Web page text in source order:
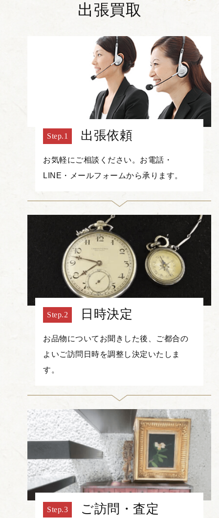
出張買取
出張依頼
お気軽にご相談ください。お電話・
LINE・メールフォームから承ります。
日時決定
お品物についてお聞きした後、ご都合の
よいご訪問日時を調整し決定いたしま
す。
ご訪問・査定